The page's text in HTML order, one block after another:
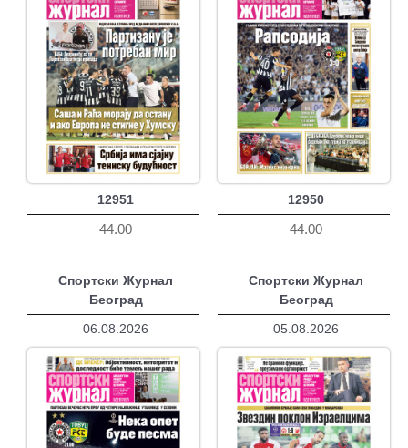
12951
44.00
12950
44.00
Спортски Журнал
Београд
06.08.2026
Спортски Журнал
Београд
05.08.2026